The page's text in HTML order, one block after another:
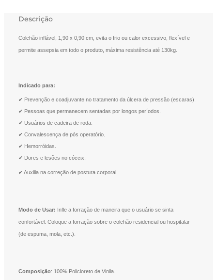
Descrição
Colchão inflável, 1,90 x 0,90 cm, evita o frio ou calor excessivo, flexível e
permite assepsia em todo o produto, máxima resistência até 130kg.
Indicado para:
✔ Prevenção e coadjuvante no tratamento da úlcera de pressão (escaras).
✔ Pessoas que permanecem sentadas por longos períodos.
✔ Usuários de cadeira de roda.
✔ Convalescença de pós operatório.
✔ Hemorróidas.
✔ Dores e lesões no cóccix.
✔ Auxilia na correção de postura corporal .
Modo de Usar: Infle a forração de maneira que o usuário se sinta
confortável. Coloque a forração sobre o colchão residencial ou hospitalar
(de espuma, mola, etc.).
Composição: 100% Policloreto de Vinila.